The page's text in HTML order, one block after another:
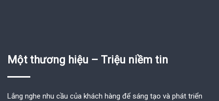
Một thương hiệu – Triệu niềm tin
Lắng nghe nhu cầu của khách hàng để sáng tạo và phát triển